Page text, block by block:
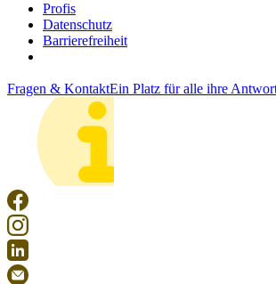
Profis
Datenschutz
Barrierefreiheit
Fragen & KontaktEin Platz für alle ihre